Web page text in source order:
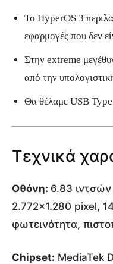
Το HyperOS 3
εφαρμογές που δεν
Στην extreme
από την
Θα θέλαμε USB
Τεχνικά
Οθόνη: 6.83
2.772×1.280 pixel,
φωτεινότητα,
Chipset: MediaTek